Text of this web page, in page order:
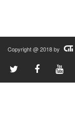
Copyright @ 2018 by